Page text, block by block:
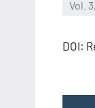
Vol.
Editor
DOI: